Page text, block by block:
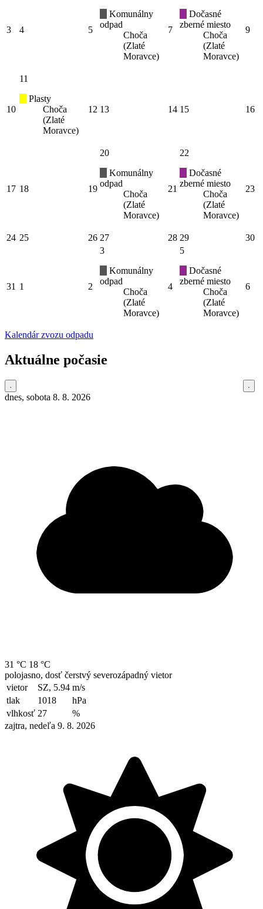
3 4 5
Komunálny
odpad
Choča
(Zlaté
Moravce)
7
Dočasné
zberné miesto
Choča
(Zlaté
Moravce)
9
10
11
Plasty
Choča
(Zlaté
Moravce)
12 13 14 15 16
17 18 19
20
Komunálny
odpad
Choča
(Zlaté
Moravce)
21
22
Dočasné
zberné miesto
Choča
(Zlaté
Moravce)
23
24 25 26 27 28 29 30
31 1 2
3
Komunálny
odpad
Choča
(Zlaté
Moravce)
4
5
Dočasné
zberné miesto
Choča
(Zlaté
Moravce)
6
Kalendár zvozu odpadu
Aktuálne počasie
dnes, sobota 8. 8. 2026
31 °C 18 °C
polojasno, dosť čerstvý severozápadný vietor
vietor
SZ, 5.94 m/s
tlak
1018
hPa
vlhkosť 27
%
zajtra, nedeľa 9. 8. 2026